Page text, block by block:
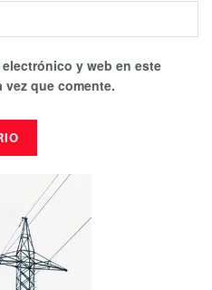
y web en este
vez que comente.